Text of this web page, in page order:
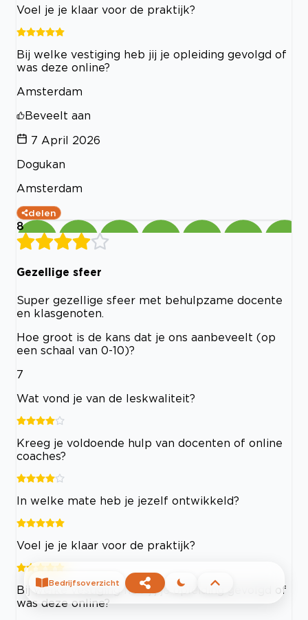
Voel je je klaar voor de praktijk?
Bij welke vestiging heb jij je opleiding gevolgd of
was deze online?
Amsterdam
Beveelt aan
7 April 2026
Dogukan
Amsterdam
delen
8
Gezellige sfeer
Super gezellige sfeer met behulpzame docente
en klasgenoten.
Hoe groot is de kans dat je ons aanbeveelt (op
een schaal van 0-10)?
7
Wat vond je van de leskwaliteit?
Kreeg je voldoende hulp van docenten of online
coaches?
In welke mate heb je jezelf ontwikkeld?
Voel je je klaar voor de praktijk?
Bij welke vestiging heb jij je opleiding gevolgd of
was deze online?
Bedrijfsoverzicht